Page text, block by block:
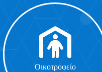
Οικοτροφείο